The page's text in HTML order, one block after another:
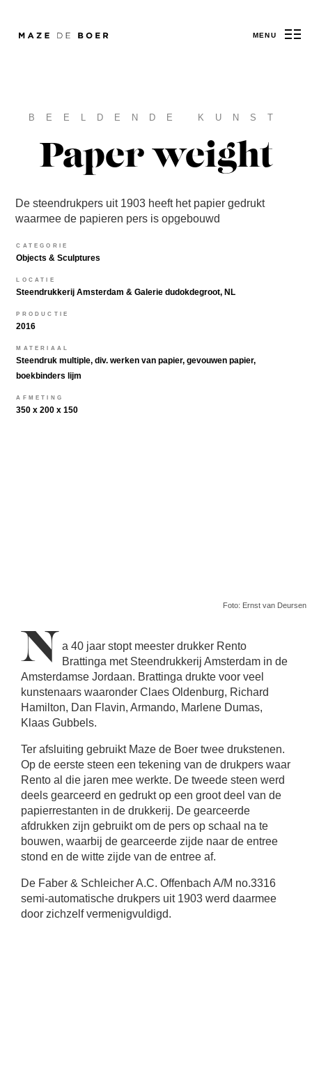
Maze de Boer MENU
BEELDENDE KUNST
Paper weight
De steendrukpers uit 1903 heeft het papier gedrukt
waarmee de papieren pers is opgebouwd
CATEGORIE
Objects & Sculptures
LOCATIE
Steendrukkerij Amsterdam & Galerie dudokdegroot, NL
PRODUCTIE
2016
MATERIAAL
Steendruk multiple, div. werken van papier, gevouwen papier,
boekbinders lijm
AFMETING
350 x 200 x 150
Foto: Ernst van Deursen
N a 40 jaar stopt meester drukker Rento
Brattinga met Steendrukkerij Amsterdam in de
Amsterdamse Jordaan. Brattinga drukte voor veel
kunstenaars waaronder Claes Oldenburg, Richard
Hamilton, Dan Flavin, Armando, Marlene Dumas,
Klaas Gubbels.
Ter afsluiting gebruikt Maze de Boer twee drukstenen.
Op de eerste steen een tekening van de drukpers waar
Rento al die jaren mee werkte. De tweede steen werd
deels gearceerd en gedrukt op een groot deel van de
papierrestanten in de drukkerij. De gearceerde
afdrukken zijn gebruikt om de pers op schaal na te
bouwen, waarbij de gearceerde zijde naar de entree
stond en de witte zijde van de entree af.
De Faber & Schleicher A.C. Offenbach A/M no.3316
semi-automatische drukpers uit 1903 werd daarmee
door zichzelf vermenigvuldigd.